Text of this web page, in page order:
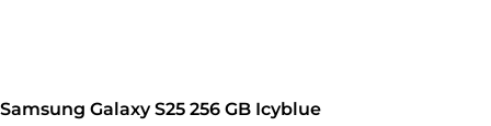
Samsung Galaxy S25 256 GB Icyblue